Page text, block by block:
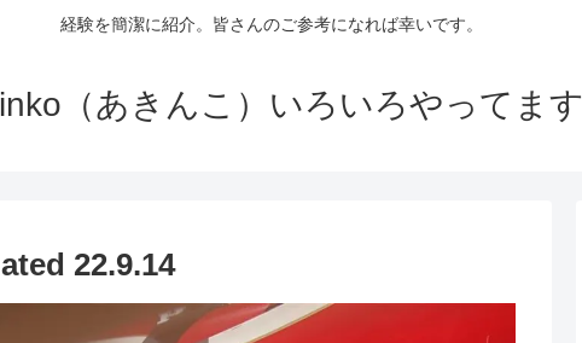
経験を簡潔に紹介。皆さんのご参考になれば幸いです。
（あきんこ）いろいろやってます
22.9.14